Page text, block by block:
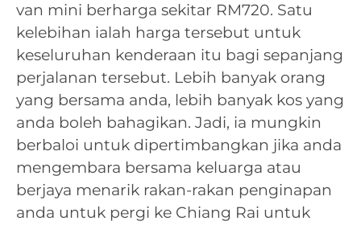
van mini berharga sekitar RM720. Satu
kelebihan ialah harga tersebut untuk
keseluruhan kenderaan itu bagi sepanjang
perjalanan tersebut. Lebih banyak orang
yang bersama anda, lebih banyak kos yang
anda boleh bahagikan. Jadi, ia mungkin
berbaloi untuk dipertimbangkan jika anda
mengembara bersama keluarga atau
berjaya menarik rakan-rakan penginapan
anda untuk pergi ke Chiang Rai untuk